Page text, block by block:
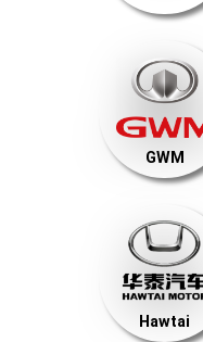
GWM
Hawtai